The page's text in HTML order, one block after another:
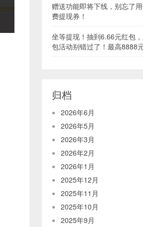
赠送功能即将下线，别忘了
费提现券！
坐等提现！抽到6.66元红包
包活动别错过了！最高8888
归档
2026年6月
2026年5月
2026年3月
2026年2月
2026年1月
2025年12月
2025年11月
2025年10月
2025年9月